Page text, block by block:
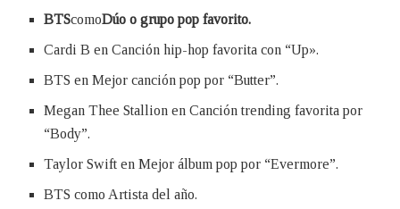
BTScomoDúo o grupo pop favorito.
Cardi B en Canción hip-hop favorita con “Up».
BTS en Mejor canción pop por “Butter”.
Megan Thee Stallion en Canción trending favorita por
“Body”.
Taylor Swift en Mejor álbum pop por “Evermore”.
BTS como Artista del año.